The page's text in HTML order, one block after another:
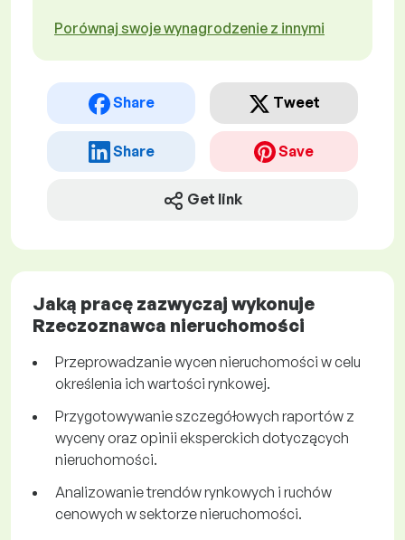
Porównaj swoje wynagrodzenie z innymi
Share Tweet
Share Save
Get link
Jaką pracę zazwyczaj wykonuje
Rzeczoznawca nieruchomości
Przeprowadzanie wycen nieruchomości w celu
określenia ich wartości rynkowej.
Przygotowywanie szczegółowych raportów z
wyceny oraz opinii eksperckich dotyczących
nieruchomości.
Analizowanie trendów rynkowych i ruchów
cenowych w sektorze nieruchomości.